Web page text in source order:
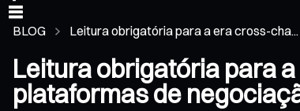
BLOG Leitura obrigatória para a era cross-cha...
Leitura obrigatória para
plataformas de